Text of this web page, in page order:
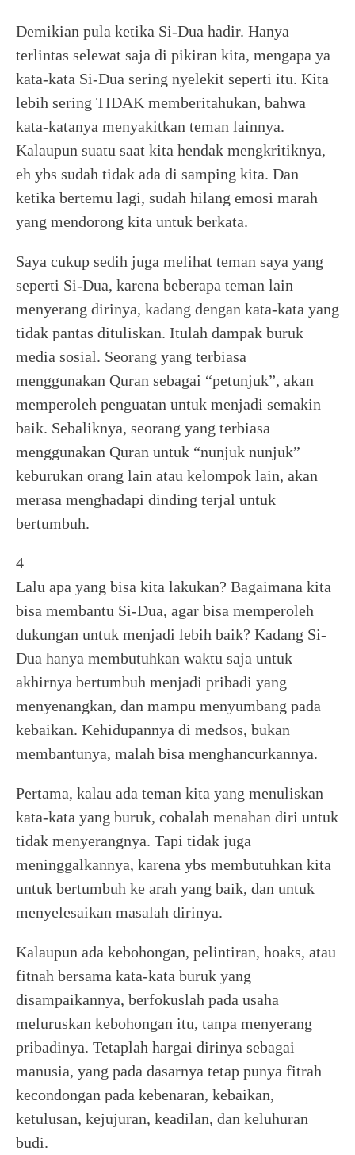
Demikian pula ketika Si-Dua hadir. Hanya
terlintas selewat saja di pikiran kita, mengapa ya
kata-kata Si-Dua sering nyelekit seperti itu. Kita
lebih sering TIDAK memberitahukan, bahwa
kata-katanya menyakitkan teman lainnya.
Kalaupun suatu saat kita hendak mengkritiknya,
eh ybs sudah tidak ada di samping kita. Dan
ketika bertemu lagi, sudah hilang emosi marah
yang mendorong kita untuk berkata.
Saya cukup sedih juga melihat teman saya yang
seperti Si-Dua, karena beberapa teman lain
menyerang dirinya, kadang dengan kata-kata yang
tidak pantas dituliskan. Itulah dampak buruk
media sosial. Seorang yang terbiasa
menggunakan Quran sebagai “petunjuk”, akan
memperoleh penguatan untuk menjadi semakin
baik. Sebaliknya, seorang yang terbiasa
menggunakan Quran untuk “nunjuk nunjuk”
keburukan orang lain atau kelompok lain, akan
merasa menghadapi dinding terjal untuk
bertumbuh.
4
Lalu apa yang bisa kita lakukan? Bagaimana kita
bisa membantu Si-Dua, agar bisa memperoleh
dukungan untuk menjadi lebih baik? Kadang Si-
Dua hanya membutuhkan waktu saja untuk
akhirnya bertumbuh menjadi pribadi yang
menyenangkan, dan mampu menyumbang pada
kebaikan. Kehidupannya di medsos, bukan
membantunya, malah bisa menghancurkannya.
Pertama, kalau ada teman kita yang menuliskan
kata-kata yang buruk, cobalah menahan diri untuk
tidak menyerangnya. Tapi tidak juga
meninggalkannya, karena ybs membutuhkan kita
untuk bertumbuh ke arah yang baik, dan untuk
menyelesaikan masalah dirinya.
Kalaupun ada kebohongan, pelintiran, hoaks, atau
fitnah bersama kata-kata buruk yang
disampaikannya, berfokuslah pada usaha
meluruskan kebohongan itu, tanpa menyerang
pribadinya. Tetaplah hargai dirinya sebagai
manusia, yang pada dasarnya tetap punya fitrah
kecondongan pada kebenaran, kebaikan,
ketulusan, kejujuran, keadilan, dan keluhuran
budi.